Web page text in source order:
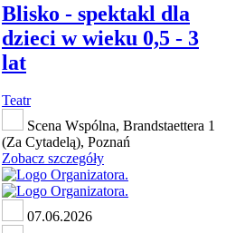
Blisko - spektakl dla
dzieci w wieku 0,5 - 3
lat
Teatr
Scena Wspólna, Brandstaettera 1
(Za Cytadelą), Poznań
Zobacz szczegóły
07.06.2026